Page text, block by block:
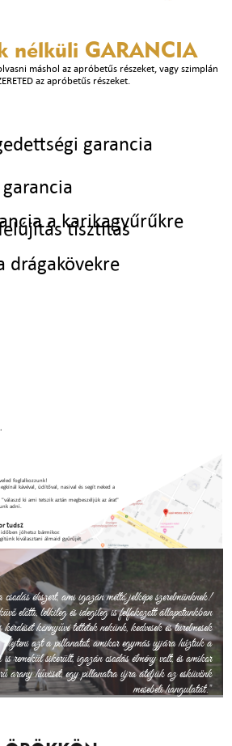
nélküli GARANCIA
máshol az apróbetűs részeket, vagy szimplán
az apróbetűs részeket.
garancia
tisztítás
a karikagyűrűkre
drágakövekre
foglalkozzunk!
kávéval, üdítőval, nasival és segít neked a
ki ami tetszik aztán megbeszéljük az árat"
adni.
tudsz
jöhetsz bármikor.
kiválasztani álmaid gyűrűjét.
ékszert, ami igazán méltó jelképe szerelmünknek!
előtti, lelkileg és idegileg is felfokozott állapotunkban
könnyűvé tettétek nekünk, kedvesek és türelmesek
azt a pillanatot, amikor egymás ujjára húztuk a
remekül sikerült, igazán csodás élmény volt, és amikor
arany hűvösét, egy pillanatra újra átéljük az esküvőnk
mesebeli hangulatát."